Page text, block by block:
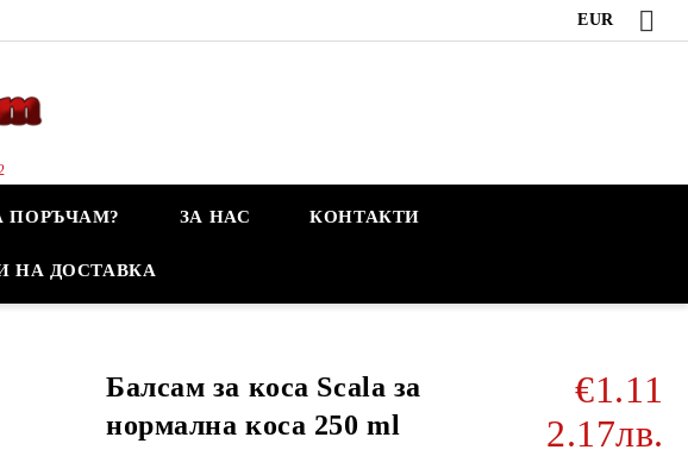
EUR
ПОРЪЧАМ? ЗА НАС КОНТАКТИ
НА ДОСТАВКА
Балсам за коса Scala за
нормална коса 250 ml
€1.11
2.17лв.